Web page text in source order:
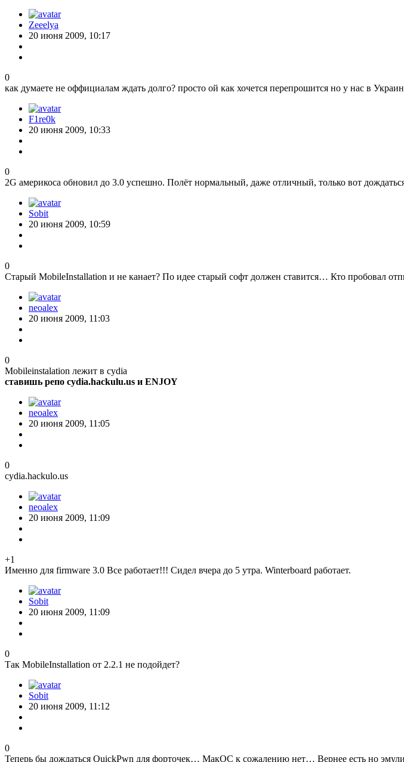
Zeeelya
20 июня 2009, 10:17
0
как думаете не оффициалам ждать долго? просто ой как хочется перепрошится но у нас в
F1re0k
20 июня 2009, 10:33
0
2G америкоса обновил до 3.0 успешно. Полёт нормальный, даже отличный, только вот
Sobit
20 июня 2009, 10:59
0
Старый MobileInstallation и не канает? По идее старый софт должен ставится… Кто пробовал
neoalex
20 июня 2009, 11:03
0
Mobileinstalation лежит в cydia
ставишь репо cydia.hackulu.us и ENJOY
neoalex
20 июня 2009, 11:05
0
cydia.hackulo.us
neoalex
20 июня 2009, 11:09
+1
Именно для firmware 3.0 Все работает!!! Сидел вчера до 5 утра. Winterboard работает.
Sobit
20 июня 2009, 11:09
0
Так MobileInstallation от 2.2.1 не подойдет?
Sobit
20 июня 2009, 11:12
0
Теперь бы дождаться QuickPwn для форточек… МакОС к сожалению нет… Вернее есть но